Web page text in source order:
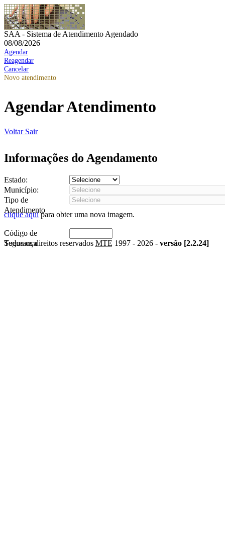
SAA - Sistema de Atendimento Agendado
08/08/2026
Agendar
Reagendar
Cancelar
Novo atendimento
Agendar Atendimento
Voltar Sair
Informações do Agendamento
Estado:
Município:
Tipo de
Atendimento
clique aquipara obter uma nova imagem.
Código de
Segurança
Todos os direitos reservados MTE 1997 - 2026 - versão [2.2.24]